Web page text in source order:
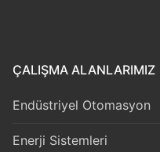
ÇALIŞMA ALANLARIMIZ
Endüstriyel Otomasyon
Enerji Sistemleri